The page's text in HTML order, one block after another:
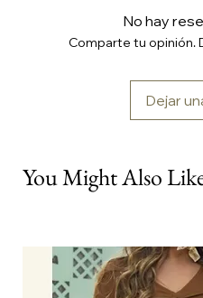
No hay
Comparte tu opinión.
Dejar
You Might Also